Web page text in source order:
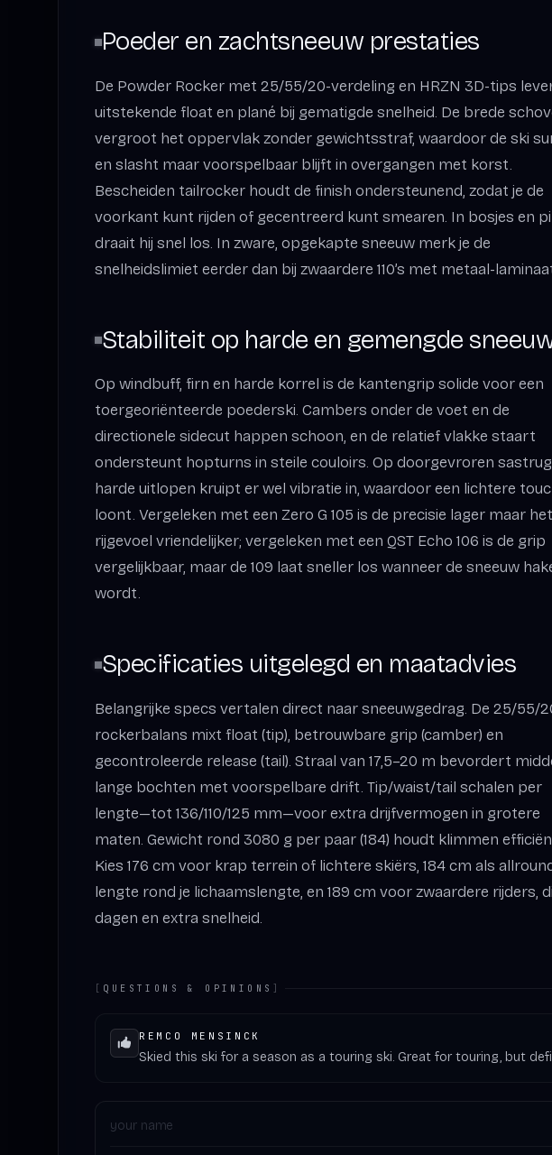
Poeder en zachtsneeuw prestaties
De Powder Rocker met 25/55/20-verdeling en HRZN 3D-tips
uitstekende float en plané bij gematigde snelheid. De brede
vergroot het oppervlak zonder gewichtsstraf, waardoor de ski
en slasht maar voorspelbaar blijft in overgangen met korst.
Bescheiden tailrocker houdt de finish ondersteunend, zodat je de
voorkant kunt rijden of gecentreerd kunt smearen. In bosjes en
draait hij snel los. In zware, opgekapte sneeuw merk je de
snelheidslimiet eerder dan bij zwaardere 110’s met metaal-
Stabiliteit op harde en gemengde
Op windbuff, firn en harde korrel is de kantengrip solide voor een
toergeoriënteerde poederski. Cambers onder de voet en de
directionele sidecut happen schoon, en de relatief vlakke staart
ondersteunt hopturns in steile couloirs. Op doorgevroren
harde uitlopen kruipt er wel vibratie in, waardoor een lichtere
loont. Vergeleken met een Zero G 105 is de precisie lager maar het
rijgevoel vriendelijker; vergeleken met een QST Echo 106 is de grip
vergelijkbaar, maar de 109 laat sneller los wanneer de sneeuw
wordt.
Specificaties uitgelegd en maatadvies
Belangrijke specs vertalen direct naar sneeuwgedrag. De 25/55/
rockerbalans mixt float (tip), betrouwbare grip (camber) en
gecontroleerde release (tail). Straal van 17,5–20 m bevordert
lange bochten met voorspelbare drift. Tip/waist/tail schalen per
lengte—tot 136/110/125 mm—voor extra drijfvermogen in grotere
maten. Gewicht rond 3080 g per paar (184) houdt klimmen
Kies 176 cm voor krap terrein of lichtere skiërs, 184 cm als
lengte rond je lichaamslengte, en 189 cm voor zwaardere rijders,
dagen en extra snelheid.
[ QUESTIONS & OPINIONS ]
REMCO MENSINCK
Skied this ski for a season as a touring ski. Great for touring, but